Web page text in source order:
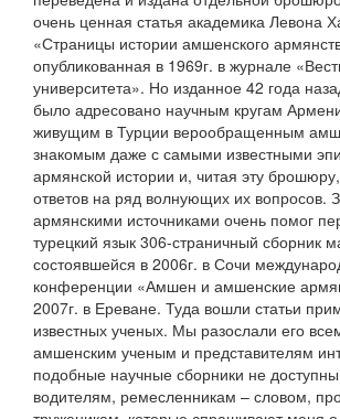
очень ценная статья академика Левона
«Страницы истории амшенского
опубликованная в 1969г. в журнале
университета». Но изданное 42 года
было адресовано научным кругам
живущим в Турции верообращенным
знакомым даже с самыми известными
армянской истории и, читая эту
ответов на ряд волнующих их вопросов.
армянскими источниками очень помог
турецкий язык 306-страничный сборник
состоявшейся в 2006г. в Сочи
конференции «Амшен и амшенские
2007г. в Ереване. Туда вошли статьи
известных ученых. Мы разослали его
амшенским ученым и представителям
подобные научные сборники не
водителям, ремесленникам – словом,